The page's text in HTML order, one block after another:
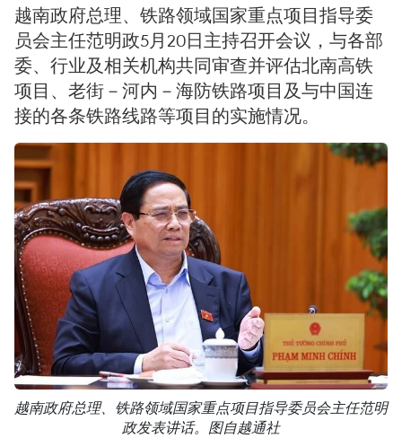
越南政府总理、铁路领域国家重点项目指导委
员会主任范明政5月20日主持召开会议，与各部
委、行业及相关机构共同审查并评估北南高铁
项目、老街－河内－海防铁路项目及与中国连
接的各条铁路线路等项目的实施情况。
越南政府总理、铁路领域国家重点项目指导委员会主任范明
政发表讲话。图自越通社